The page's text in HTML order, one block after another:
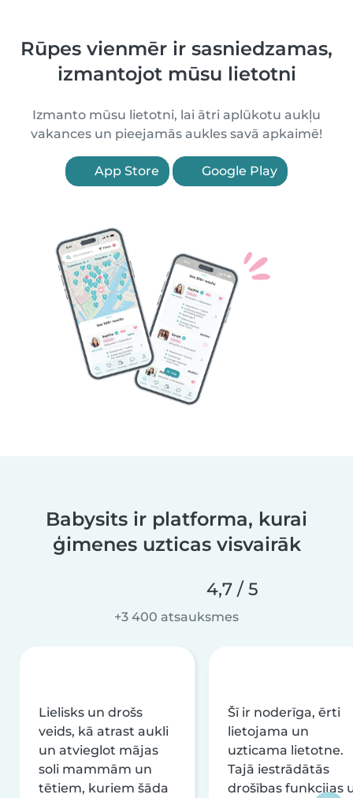
Rūpes vienmēr ir sasniedzamas,
izmantojot mūsu lietotni
Izmanto mūsu lietotni, lai ātri aplūkotu aukļu
vakances un pieejamās aukles savā apkaimē!
App Store Google Play
Babysits ir platforma, kurai
ģimenes uzticas visvairāk
4,7 / 5
+3 400 atsauksmes
Lielisks un drošs
veids, kā atrast aukli
un atvieglot mājas
soli mammām un
tētiem, kuriem šāda
Šī ir noderīga, ērti
lietojama un
uzticama lietotne.
Tajā iestrādātās
drošības funkcijas